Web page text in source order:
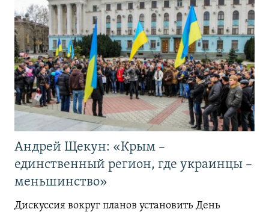
Андрей Щекун: «Крым –
единственный регион, где украинцы –
меньшинство»
Дискуссия вокруг планов установить День